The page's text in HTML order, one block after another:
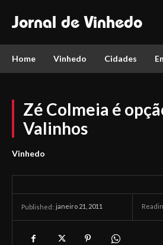
Jornal de Vinhedo
Home Vinhedo Cidades
Zé Colmeia é
Valinhos
Vinhedo
Published: janeiro 21, 2011